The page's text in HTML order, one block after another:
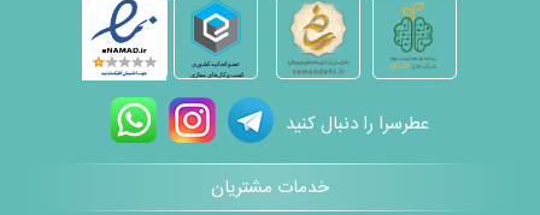
عطرسرا را دنبال کنید
خدمات مشتریان